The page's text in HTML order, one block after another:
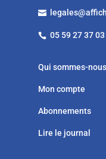

 05 59 27 37 03
Qui sommes-nous
Mon compte
Abonnements
Lire le journal